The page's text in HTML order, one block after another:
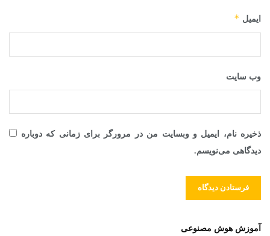
ایمیل *
وب‌ سایت
ذخیره نام، ایمیل و وبسایت من در مرورگر برای زمانی که دوباره
دیدگاهی می‌نویسم.
آموزش هوش مصنوعی